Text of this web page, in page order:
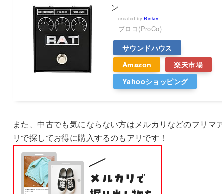
ン
created byRinker
プロコ(ProCo)
サウンドハウス
Amazon
楽天市場
Yahooショッピング
また、中古でも気にならない方はメルカリなどのフリマ
リで探してお得に購入するのもアリです！